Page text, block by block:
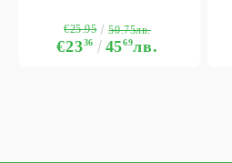
€2336 4569лв.
€25.95 50.75лв.